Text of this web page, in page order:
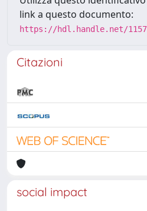
link a questo documento:
https://hdl.handle.net/
Citazioni
social impact